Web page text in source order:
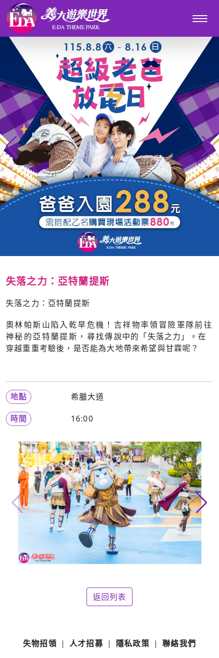
失落之力：亞特蘭提斯
失落之力：亞特蘭提斯
奧林帕斯山陷入乾旱危機！吉祥物率領冒險軍隊前往
神秘的亞特蘭提斯，尋找傳說中的「失落之力」。在
穿越重重考驗後，是否能為大地帶來希望與甘霖呢？
地點 希臘大道
時間 16:00
返回列表
失物招領 人才招募 隱私政策 聯絡我們